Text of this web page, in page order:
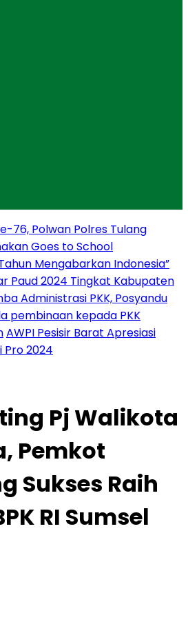
76, Polwan Polres Tulang
Goes to School
Mengabarkan Indonesia”
Paud 2024 Tingkat Kabupaten
Administrasi PKK, Posyandu
pembinaan kepada PKK
AWPI Pesisir Barat Apresiasi
Pro 2024
Pj Walikota
Pemkot
Sukses Raih
RI Sumsel